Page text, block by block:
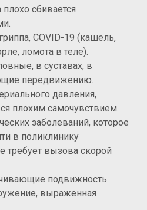
сбивается
COVID-19 (кашель,
ломота в теле).
в суставах, в
передвижению.
давления,
плохим самочувствием.
заболеваний, которое
в поликлинику
требует вызова скорой
подвижность
выраженная